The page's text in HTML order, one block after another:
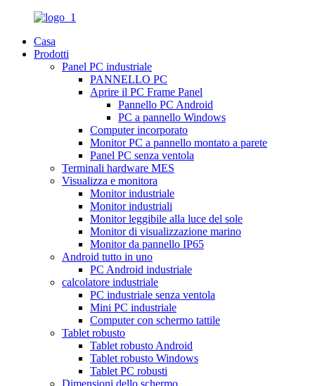
Casa
Prodotti
Panel PC industriale
PANNELLO PC
Aprire il PC Frame Panel
Pannello PC Android
PC a pannello Windows
Computer incorporato
Monitor PC a pannello montato a parete
Panel PC senza ventola
Terminali hardware MES
Visualizza e monitora
Monitor industriale
Monitor industriali
Monitor leggibile alla luce del sole
Monitor di visualizzazione marino
Monitor da pannello IP65
Android tutto in uno
PC Android industriale
calcolatore industriale
PC industriale senza ventola
Mini PC industriale
Computer con schermo tattile
Tablet robusto
Tablet robusto Android
Tablet robusto Windows
Tablet PC robusti
Dimensioni dello schermo